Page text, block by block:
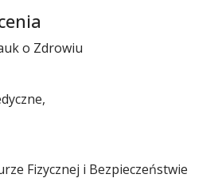
o Zdrowiu
Fizycznej i Bezpieczeństwie